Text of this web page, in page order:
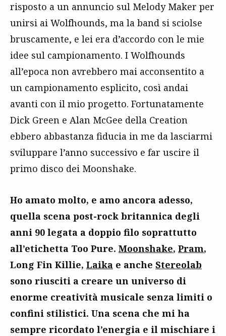
risposto a un annuncio sul Melody Maker per
unirsi ai Wolfhounds, ma la band si sciolse
bruscamente, e lei era d’accordo con le mie
idee sul campionamento. I Wolfhounds
all’epoca non avrebbero mai acconsentito a
un campionamento esplicito, così andai
avanti con il mio progetto. Fortunatamente
Dick Green e Alan McGee della Creation
ebbero abbastanza fiducia in me da lasciarmi
sviluppare l’anno successivo e far uscire il
primo disco dei Moonshake.
Ho amato molto, e amo ancora adesso,
quella scena post-rock britannica degli
anni 90 legata a doppio filo soprattutto
all’etichetta Too Pure. Moonshake, Pram,
Long Fin Killie, Laika e anche Stereolab
sono riusciti a creare un universo di
enorme creatività musicale senza limiti o
confini stilistici. Una scena che mi ha
sempre ricordato l’energia e il mischiare i